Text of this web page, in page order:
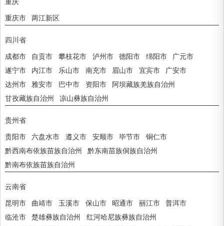
重庆市 两江新区
四川省
成都市 自贡市 攀枝花市 泸州市 德阳市 绵阳市
广元市
遂宁市
内江市 乐山市 南充市 眉山市 宜宾市
广安市
达州市
雅安市 巴中市 资阳市
阿坝藏族羌族自治州
甘孜藏族自治州
凉山彝族自治州
贵州省
贵阳市 六盘水市 遵义市 安顺市 毕节市
铜仁市
黔西南布依族苗族自治州
黔东南苗族侗族自治州
黔南布依族苗族自治州
云南省
昆明市 曲靖市 玉溪市 保山市 昭通市 丽江市
普洱市
临沧市
楚雄彝族自治州
红河哈尼族彝族自治州